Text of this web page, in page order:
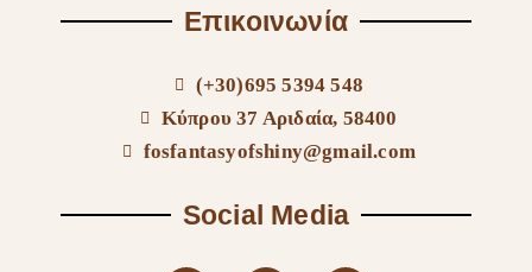
Επικοινωνία
(+30)695 5394 548
Κύπρου 37 Αριδαία, 58400
fosfantasyofshiny@gmail.com
Social Media